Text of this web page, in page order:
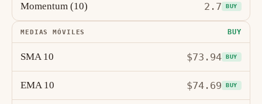
Momentum (10) 2.7 BUY
MEDIAS MÓVILES BUY
SMA 10 $73.94 BUY
EMA 10 $74.69 BUY